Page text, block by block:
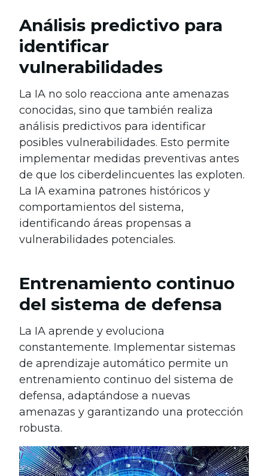
Análisis predictivo para
identificar
vulnerabilidades
La IA no solo reacciona ante amenazas
conocidas, sino que también realiza
análisis predictivos para identificar
posibles vulnerabilidades. Esto permite
implementar medidas preventivas antes
de que los ciberdelincuentes las exploten.
La IA examina patrones históricos y
comportamientos del sistema,
identificando áreas propensas a
vulnerabilidades potenciales.
Entrenamiento continuo
del sistema de defensa
La IA aprende y evoluciona
constantemente. Implementar sistemas
de aprendizaje automático permite un
entrenamiento continuo del sistema de
defensa, adaptándose a nuevas
amenazas y garantizando una protección
robusta.